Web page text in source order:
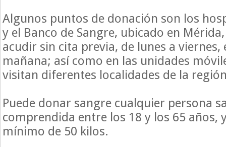
Algunos puntos de donación son los
y el Banco de Sangre, ubicado en
acudir sin cita previa, de lunes a
mañana; así como en las unidades
visitan diferentes localidades de la
Puede donar sangre cualquier persona
comprendida entre los 18 y los 65 años,
mínimo de 50 kilos.